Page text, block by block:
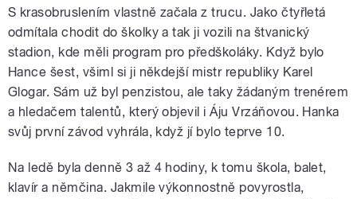
S krasobruslením vlastně začala z trucu. Jako čtyřletá
odmítala chodit do školky a tak ji vozili na štvanický
stadion, kde měli program pro předškoláky. Když bylo
Hance šest, všiml si ji někdejší mistr republiky Karel
Glogar. Sám už byl penzistou, ale taky žádaným trenérem
a hledačem talentů, který objevil i Áju Vrzáňovou. Hanka
svůj první závod vyhrála, když jí bylo teprve 10.
Na ledě byla denně 3 až 4 hodiny, k tomu škola, balet,
klavír a němčina. Jakmile výkonnostně povyrostla,